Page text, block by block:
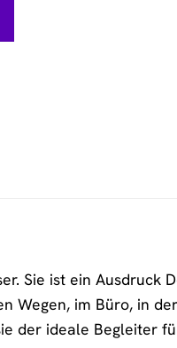
Sie ist ein Ausdruck
Wegen, im Büro, in
der ideale Begleiter